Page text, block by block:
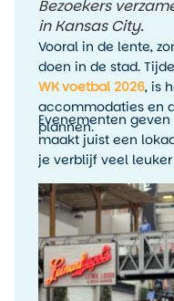
Bezoekers
in Kansas City.
Vooral in de lente,
doen in de stad.
WK voetbal 2026, is
accommodaties en
plannen.
Evenementen geven
maakt juist een
je verblijf veel